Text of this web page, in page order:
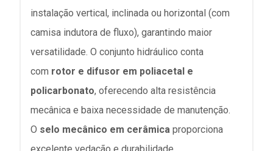
instalação vertical, inclinada ou horizontal (com
camisa indutora de fluxo), garantindo maior
versatilidade. O conjunto hidráulico conta
com rotor e difusor em poliacetal e
policarbonato, oferecendo alta resistência
mecânica e baixa necessidade de manutenção.
O selo mecânico em cerâmica proporciona